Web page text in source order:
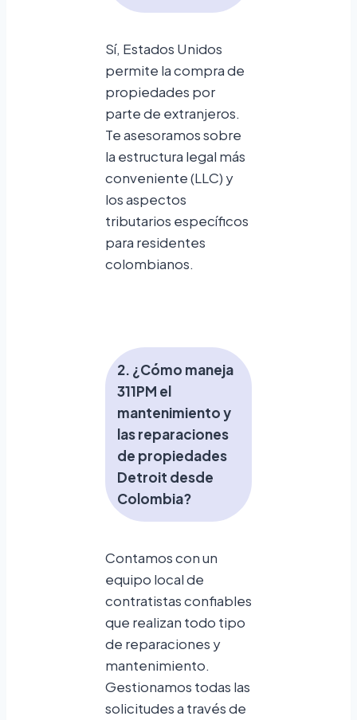
Sí, Estados Unidos
permite la compra de
propiedades por
parte de extranjeros.
Te asesoramos sobre
la estructura legal más
conveniente (LLC) y
los aspectos
tributarios específicos
para residentes
colombianos.
2. ¿Cómo maneja
311PM el
mantenimiento y
las reparaciones
de propiedades
Detroit desde
Colombia?
Contamos con un
equipo local de
contratistas confiables
que realizan todo tipo
de reparaciones y
mantenimiento.
Gestionamos todas las
solicitudes a través de